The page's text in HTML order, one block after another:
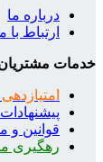
درباره ما
ارتباط با
خدمات
قوانین و
رهگیری